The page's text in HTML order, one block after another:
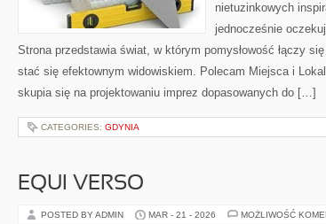
nietuzinkowych
jednocześnie
Strona przedstawia świat, w którym pomysłowość łączy
stać się efektownym widowiskiem. Polecam Miejsca i
skupia się na projektowaniu imprez dopasowanych do […]
CATEGORIES: GDYNIA
EQUI VERSO
POSTED BY ADMIN MAR - 21 - 2026 MOŻLIWOŚĆ